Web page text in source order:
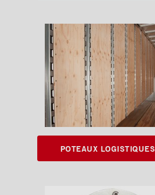
POTEAUX LOGISTIQUES